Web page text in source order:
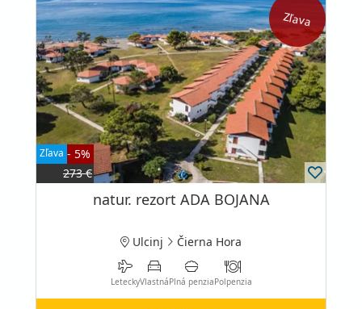
Zľava
- 5%
Zľava
273 €
natur. rezort ADA BOJANA
Ulcinj Čierna Hora
LeteckyVlastnáPlná penziaPolpenzia